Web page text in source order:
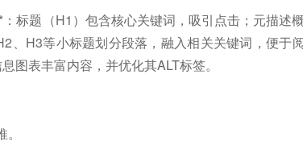
标题（H1）包含核心关键词，吸引点击；元描述
、H3等小标题划分段落，融入相关关键词，便于
图表丰富内容，并优化其ALT标签。